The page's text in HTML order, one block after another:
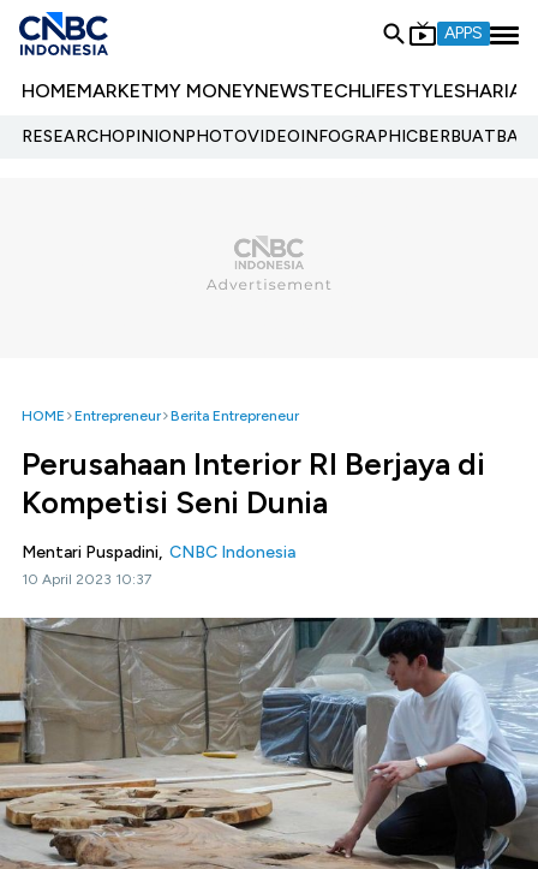
APPS
HOMEMARKETMY MONEYNEWSTECHLIFESTYLESHARIA
RESEARCHOPINIONPHOTOVIDEOINFOGRAPHIC
HOME Entrepreneur Berita Entrepreneur
Perusahaan Interior RI Berjaya di
Kompetisi Seni Dunia
Mentari Puspadini, CNBC Indonesia
10 April 2023 10:37